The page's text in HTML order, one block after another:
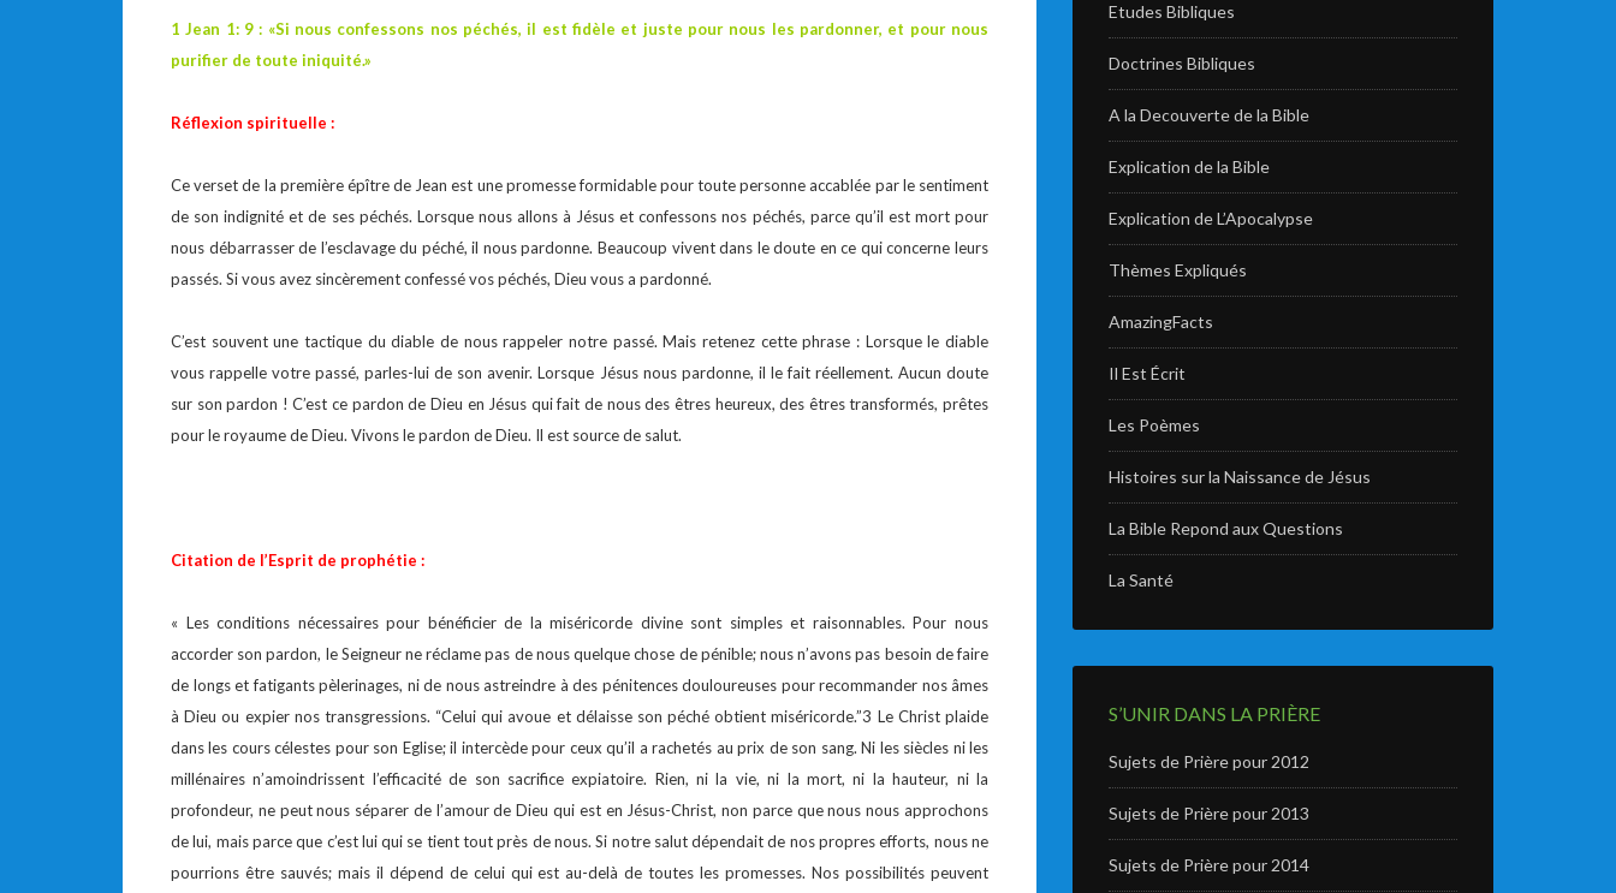
1 Jean 1: 9 : «Si nous confessons nos péchés, il est fidèle et juste pour nous les pardonner, et pour nous
purifier de toute iniquité.»
Réflexion spirituelle :
Ce verset de la première épître de Jean est une promesse formidable pour toute personne accablée par le sentiment
de son indignité et de ses péchés. Lorsque nous allons à Jésus et confessons nos péchés, parce qu’il est mort pour
nous débarrasser de l’esclavage du péché, il nous pardonne. Beaucoup vivent dans le doute en ce qui concerne leurs
passés. Si vous avez sincèrement confessé vos péchés, Dieu vous a pardonné.
C’est souvent une tactique du diable de nous rappeler notre passé. Mais retenez cette phrase : Lorsque le diable
vous rappelle votre passé, parles-lui de son avenir. Lorsque Jésus nous pardonne, il le fait réellement. Aucun doute
sur son pardon ! C’est ce pardon de Dieu en Jésus qui fait de nous des êtres heureux, des êtres transformés, prêtes
pour le royaume de Dieu. Vivons le pardon de Dieu. Il est source de salut.
Citation de l’Esprit de prophétie :
« Les conditions nécessaires pour bénéficier de la miséricorde divine sont simples et raisonnables. Pour nous
accorder son pardon, le Seigneur ne réclame pas de nous quelque chose de pénible; nous n’avons pas besoin de faire
de longs et fatigants pèlerinages, ni de nous astreindre à des pénitences douloureuses pour recommander nos âmes
à Dieu ou expier nos transgressions. “Celui qui avoue et délaisse son péché obtient miséricorde.”3 Le Christ plaide
dans les cours célestes pour son Eglise; il intercède pour ceux qu’il a rachetés au prix de son sang. Ni les siècles ni les
millénaires n’amoindrissent l’efficacité de son sacrifice expiatoire. Rien, ni la vie, ni la mort, ni la hauteur, ni la
profondeur, ne peut nous séparer de l’amour de Dieu qui est en Jésus-Christ, non parce que nous nous approchons
de lui, mais parce que c’est lui qui se tient tout près de nous. Si notre salut dépendait de nos propres efforts, nous ne
pourrions être sauvés; mais il dépend de celui qui est au-delà de toutes les promesses. Nos possibilités peuvent
Etudes Bibliques
Doctrines Bibliques
A la Decouverte de la Bible
Explication de la Bible
Explication de L’Apocalypse
Thèmes Expliqués
AmazingFacts
Il Est Écrit
Les Poèmes
Histoires sur la Naissance de Jésus
La Bible Repond aux Questions
La Santé
S’UNIR DANS LA PRIÈRE
Sujets de Prière pour 2012
Sujets de Prière pour 2013
Sujets de Prière pour 2014